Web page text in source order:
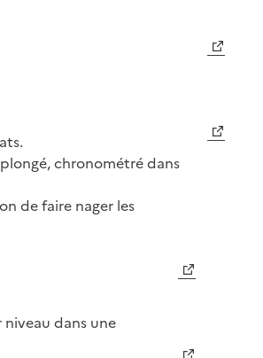
chronométré dans
de faire nager les
dans une